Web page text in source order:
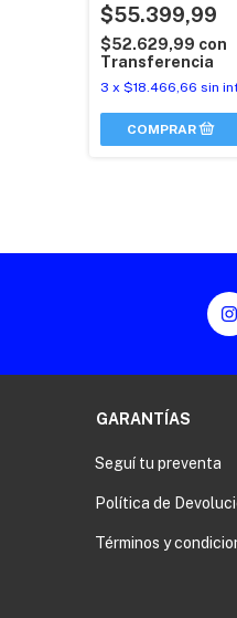
ADVENTURER 5M
ORIGINAL
$55.399,99
$52.629,99 con
Transferencia
3 x $18.466,66 sin
GARANTÍAS
Seguí tu preventa
Política de
Términos y